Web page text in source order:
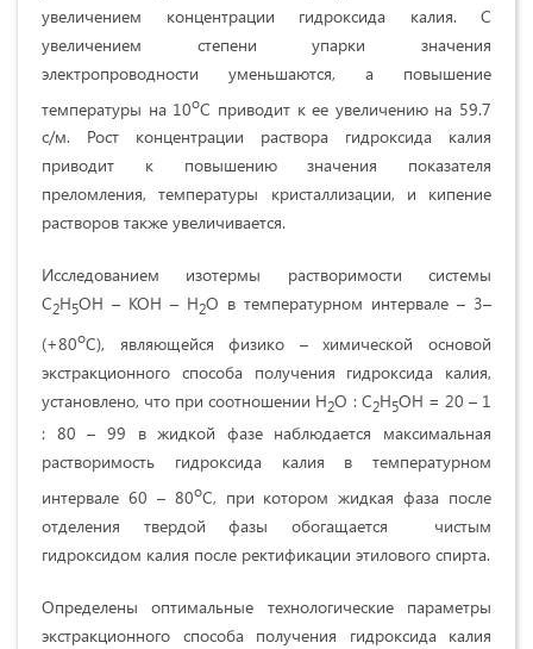
увеличением концентрации гидроксида калия. С
увеличением степени упарки значения
электропроводности уменьшаются, а повышение
температуры на 10оС приводит к ее увеличению на 59.7
с/м. Рост концентрации раствора гидроксида калия
приводит к повышению значения показателя
преломления, температуры кристаллизации, и кипение
растворов также увеличивается.
Исследованием изотермы растворимости системы
С2Н5ОН – КОН – Н2О в температурном интервале – 3–
(+80оС), являющейся физико – химической основой
экстракционного способа получения гидроксида калия,
установлено, что при соотношении Н2О : С2Н5ОН = 20 – 1
: 80 – 99 в жидкой фазе наблюдается максимальная
растворимость гидроксида калия в температурном
интервале 60 – 80оС, при котором жидкая фаза после
отделения твердой фазы обогащается чистым
гидроксидом калия после ректификации этилового спирта.
Определены оптимальные технологические параметры
экстракционного способа получения гидроксида калия